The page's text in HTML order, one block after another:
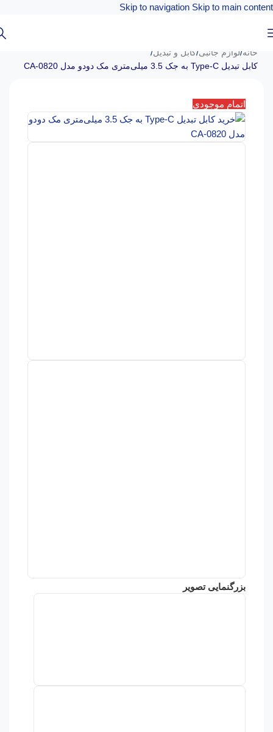
Skip to navigation Skip to main content
خانه/لوازم جانبی/کابل و تبدیل/
کابل تبدیل Type-C به جک 3.5 میلی‌متری مک دودو مدل CA-0820
اتمام موجودی
بزرگنمایی تصویر